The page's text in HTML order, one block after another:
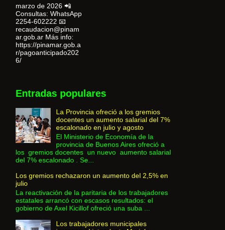
marzo de 2026 📲
Consultas: WhatsApp
2254-602222 📧
recaudacion@pinam
ar.gob.ar Más info:
https://pinamar.gob.a
r/pagoanticipado202
6/
Entradas populares
La Provincia ofreció a los gremios
docentes un aumento salarial del 7%
escalonado en julio y agosto
El Ministerio de Economía de la
provincia de Buenos Aires ofreció a
los gremios docentes un nuevo aumento salarial
del 7% escalonado . Se...
Los gremios rechazaron un aumento del 2,5% en
julio
La reactivación de la paritaria de los trabajadores
estatales arrancó con escasos resultados: el
gobierno de Axel Kicillof ofreció una suba ...
Los trabajadores municipales